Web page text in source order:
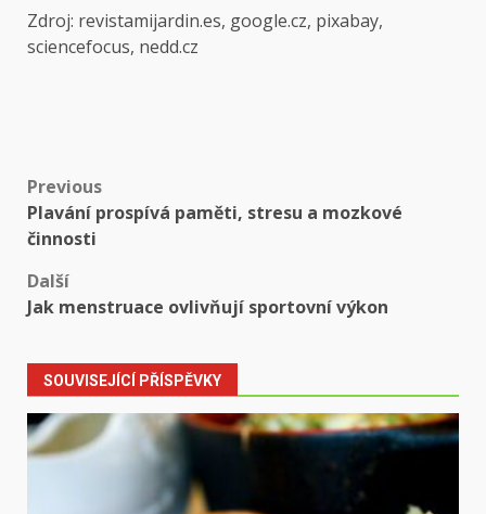
Zdroj: revistamijardin.es, google.cz, pixabay,
sciencefocus, nedd.cz
Post
navigation
Previous
Plavání prospívá paměti, stresu a mozkové
činnosti
Další
Jak menstruace ovlivňují sportovní výkon
SOUVISEJÍCÍ PŘÍSPĚVKY